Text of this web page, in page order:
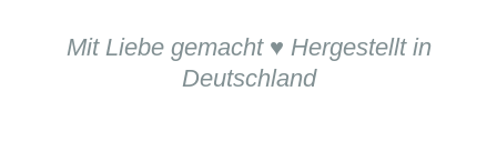
Mit Liebe gemacht ♥ Hergestellt in
Deutschland